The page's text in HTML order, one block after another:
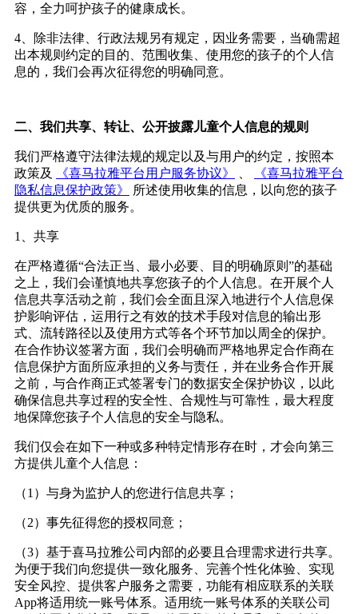
容，全力呵护孩子的健康成长。
4 、除非法律、行政法规另有规定，因业务需要，当确需超
出本规则约定的目的、范围收集、使用您的孩子的个人信
息的，我们会再次征得您的明确同意。
二、我们共享、转让、公开披露儿童个人信息的规则
我们严格遵守法律法规的规定以及与用户的约定，按照本
政策及
《喜马拉雅平台用户服务协议》
《喜马拉雅平台
隐私信息保护政策》
所述使用收集的信息，以向您的孩子
提供更为优质的服务。
1 、共享
在严格遵循“合法正当、最小必要、目的明确原则 ”的基础
之上，我们会谨慎地共享您孩子的个人信息。在开展个人
信息共享活动之前，我们会全面且深入地进行个人信息保
护影响评估，运用行之有效的技术手段对信息的输出形
式、流转路径以及使用方式等各个环节加以周全的保护。
在合作协议签署方面，我们会明确而严格地界定合作商在
信息保护方面所应承担的义务与责任，并在业务合作开展
之前，与合作商正式签署专门的数据安全保护协议，以此
确保信息共享过程的安全性、合规性与可靠性，最大程度
地保障您孩子个人信息的安全与隐私。
我们仅会在如下一种或多种特定情形存在时，才会向第三
方提供儿童个人信息：
（1 ）与身为监护人的您进行信息共享；
（2）事先征得您的授权同意；
（3）基于喜马拉雅公司内部的必要且合理需求进行共享。
为便于我们向您提供一致化服务、完善个性化体验、实现
安全风控、提供客户服务之需要，功能有相应联系的关联
App将适用统一账号体系。适用统一账号体系的关联公司